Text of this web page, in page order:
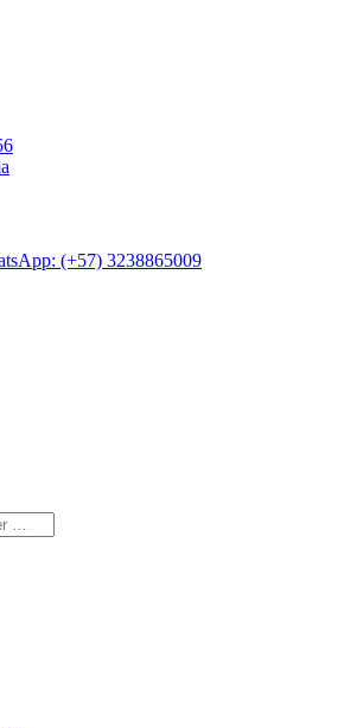
(+57) 3238865009